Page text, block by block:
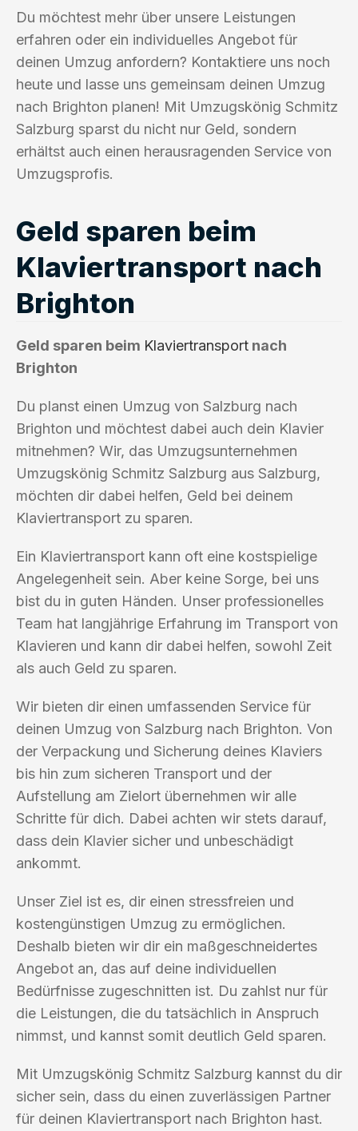
Du möchtest mehr über unsere Leistungen
erfahren oder ein individuelles Angebot für
deinen Umzug anfordern? Kontaktiere uns noch
heute und lasse uns gemeinsam deinen Umzug
nach Brighton planen! Mit Umzugskönig Schmitz
Salzburg sparst du nicht nur Geld, sondern
erhältst auch einen herausragenden Service von
Umzugsprofis.
Geld sparen beim
Klaviertransport nach
Brighton
Geld sparen beim Klaviertransport nach
Brighton
Du planst einen Umzug von Salzburg nach
Brighton und möchtest dabei auch dein Klavier
mitnehmen? Wir, das Umzugsunternehmen
Umzugskönig Schmitz Salzburg aus Salzburg,
möchten dir dabei helfen, Geld bei deinem
Klaviertransport zu sparen.
Ein Klaviertransport kann oft eine kostspielige
Angelegenheit sein. Aber keine Sorge, bei uns
bist du in guten Händen. Unser professionelles
Team hat langjährige Erfahrung im Transport von
Klavieren und kann dir dabei helfen, sowohl Zeit
als auch Geld zu sparen.
Wir bieten dir einen umfassenden Service für
deinen Umzug von Salzburg nach Brighton. Von
der Verpackung und Sicherung deines Klaviers
bis hin zum sicheren Transport und der
Aufstellung am Zielort übernehmen wir alle
Schritte für dich. Dabei achten wir stets darauf,
dass dein Klavier sicher und unbeschädigt
ankommt.
Unser Ziel ist es, dir einen stressfreien und
kostengünstigen Umzug zu ermöglichen.
Deshalb bieten wir dir ein maßgeschneidertes
Angebot an, das auf deine individuellen
Bedürfnisse zugeschnitten ist. Du zahlst nur für
die Leistungen, die du tatsächlich in Anspruch
nimmst, und kannst somit deutlich Geld sparen.
Mit Umzugskönig Schmitz Salzburg kannst du dir
sicher sein, dass du einen zuverlässigen Partner
für deinen Klaviertransport nach Brighton hast.